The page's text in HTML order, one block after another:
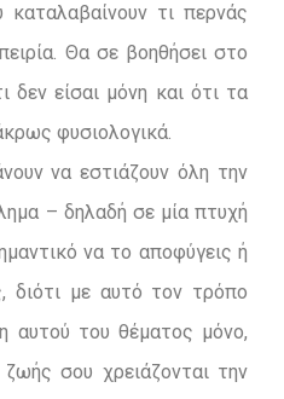
τι περνάς
Θα σε βοηθήσει στο
δεν είσαι μόνη και ότι τα
φυσιολογικά.
να εστιάζουν όλη την
– δηλαδή σε μία πτυχή
να το αποφύγεις ή
διότι με αυτό τον τρόπο
αυτού του θέματος μόνο,
σου χρειάζονται την